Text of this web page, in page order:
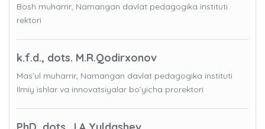
Bosh muharrir, Namangan davlat pedagogika instituti
rektori
k.f.d., dots. M.R.Qodirxonov
Mas’ul muharrir, Namangan davlat pedagogika instituti
Ilmiy ishlar va innovatsiyalar bo’yicha prorektori